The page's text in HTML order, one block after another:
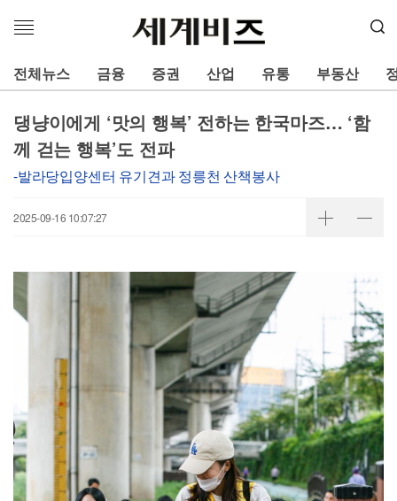
메
열
기
전체뉴스 금융 증권 산업 유통 부동산
댕냥이에게 ‘맛의 행복’ 전하는 한국마즈… ‘함
께 걷는 행복’도 전파
-발라당입양센터 유기견과 정릉천 산책봉사
2025-09-16 10:07:27